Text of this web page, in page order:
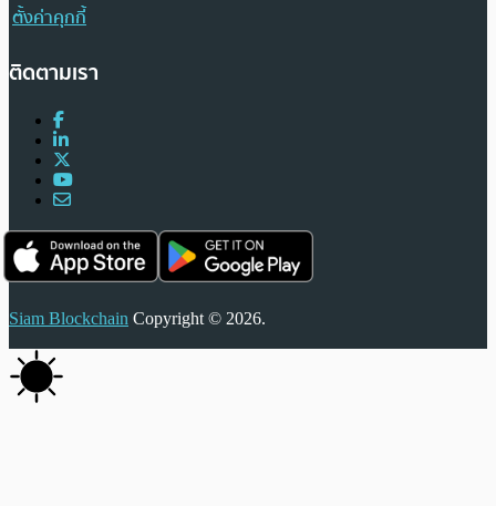
ตั้งค่าคุกกี้
ติดตามเรา
Siam Blockchain Copyright © 2026.